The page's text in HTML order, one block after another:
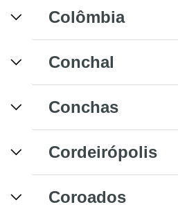
Colômbia
Conchal
Conchas
Cordeirópolis
Coroados